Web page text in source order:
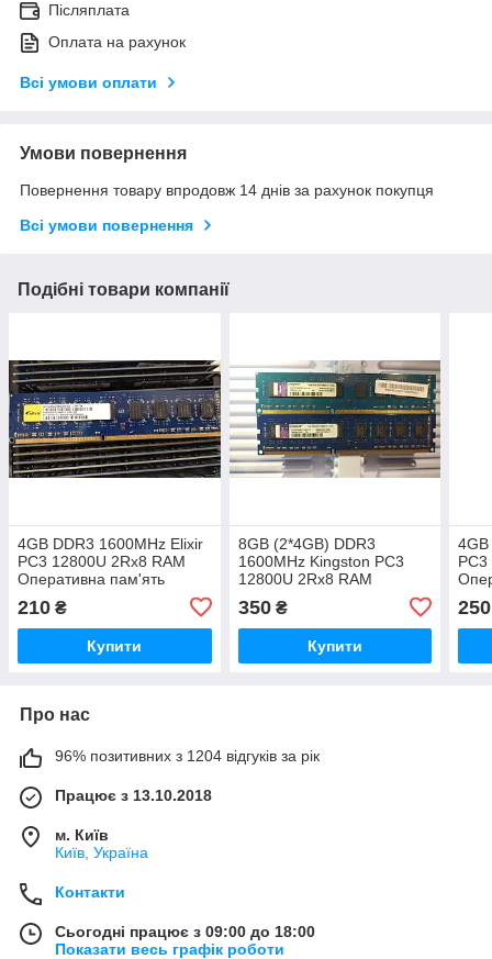
Післяплата
Оплата на рахунок
Всі умови оплати
Умови повернення
Повернення товару впродовж 14 днів за рахунок покупця
Всі умови повернення
Подібні товари компанії
4GB DDR3 1600MHz Elixir
PC3 12800U 2Rx8 RAM
Оперативна пам'ять
210 ₴
Купити
8GB (2*4GB) DDR3
1600MHz Kingston PC3
12800U 2Rx8 RAM
ACR512X64D3U16C11G
350₴
Купити
250
Про нас
96% позитивних з 1204 відгуків за рік
Працює з 13.10.2018
м. Київ
Київ, Україна
Контакти
Сьогодні працює з 09:00 до 18:00
Показати весь графік роботи